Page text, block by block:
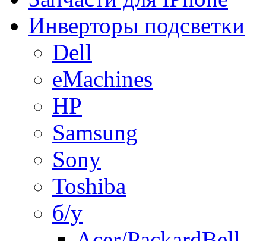
Инверторы подсветки
Dell
eMachines
HP
Samsung
Sony
Toshiba
б/у